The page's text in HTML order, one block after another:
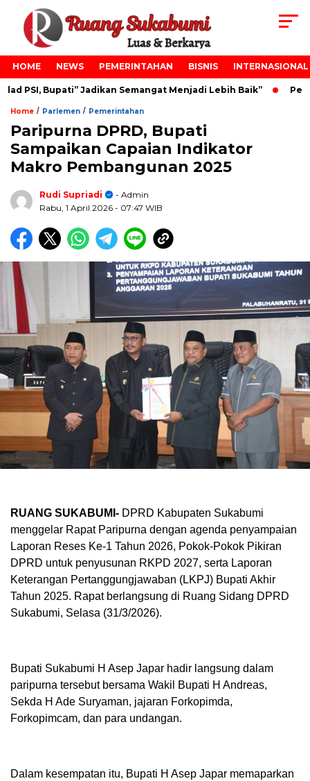
HOME NEWS PEMERINTAHAN BISNIS INTERNASIONAL
PSI, Bupati” Jadikan Semangat Menjadi Lebih Baik”
Home / Parlemen / Pemerintahan
Paripurna DPRD, Bupati
Sampaikan Capaian Indikator
Makro Pembangunan 2025
Rudi Supriadi
- Admin
Rabu, 1 April 2026 - 07:47 WIB
RUANG SUKABUMI- DPRD Kabupaten Sukabumi
menggelar Rapat Paripurna dengan agenda penyampaian
Laporan Reses Ke-1 Tahun 2026, Pokok-Pokok Pikiran
DPRD untuk penyusunan RKPD 2027, serta Laporan
Keterangan Pertanggungjawaban (LKPJ) Bupati Akhir
Tahun 2025. Rapat berlangsung di Ruang Sidang DPRD
Sukabumi, Selasa (31/3/2026).
Bupati Sukabumi H Asep Japar hadir langsung dalam
paripurna tersebut bersama Wakil Bupati H Andreas,
Sekda H Ade Suryaman, jajaran Forkopimda,
Forkopimcam, dan para undangan.
Dalam kesempatan itu, Bupati H Asep Japar memaparkan